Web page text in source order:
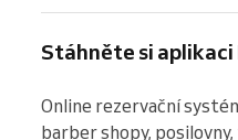
Stáhněte si aplikaci
Online rezervační
barber shopy,